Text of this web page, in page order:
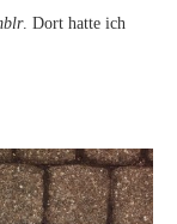
. Dort hatte ich